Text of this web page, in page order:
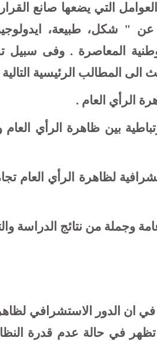
العوامل التي يضعها صانع
عن " شكل، طبيعة،
المعاصرة . وفى سبيل
المطالب الرئيسية
الرأي العام .
بين ظاهرة الرأي
لظاهرة الرأي العام
وجملة من نتائج الدراسة
ان الدور الاستشرافي
في حالة عدم قدرة